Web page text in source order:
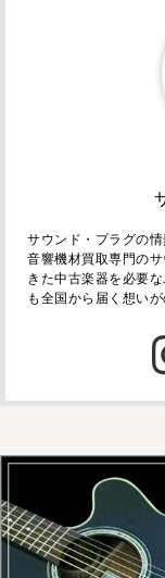
サウンド・プラグの
音響機材買取専門の
きた中古楽器を必要
も全国から届く想い